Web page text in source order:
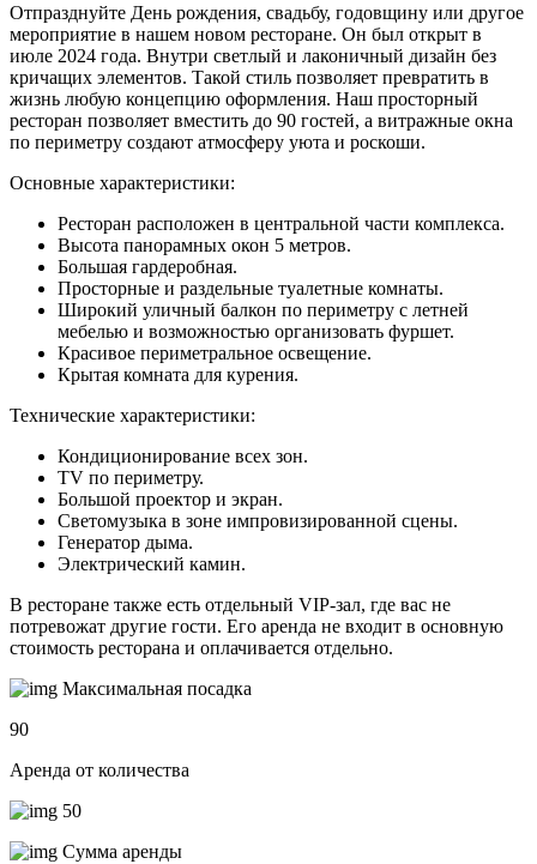
Отпразднуйте День рождения, свадьбу, годовщину или другое
мероприятие в нашем новом ресторане. Он был открыт в
июле 2024 года. Внутри светлый и лаконичный дизайн без
кричащих элементов. Такой стиль позволяет превратить в
жизнь любую концепцию оформления. Наш просторный
ресторан позволяет вместить до 90 гостей, а витражные окна
по периметру создают атмосферу уюта и роскоши.
Основные характеристики:
Ресторан расположен в центральной части комплекса.
Высота панорамных окон 5 метров.
Большая гардеробная.
Просторные и раздельные туалетные комнаты.
Широкий уличный балкон по периметру с летней
мебелью и возможностью организовать фуршет.
Красивое периметральное освещение.
Крытая комната для курения.
Технические характеристики:
Кондиционирование всех зон.
TV по периметру.
Большой проектор и экран.
Светомузыка в зоне импровизированной сцены.
Генератор дыма.
Электрический камин.
В ресторане также есть отдельный VIP-зал, где вас не
потревожат другие гости. Его аренда не входит в основную
стоимость ресторана и оплачивается отдельно.
Максимальная посадка
90
Аренда от количества
50
Сумма аренды